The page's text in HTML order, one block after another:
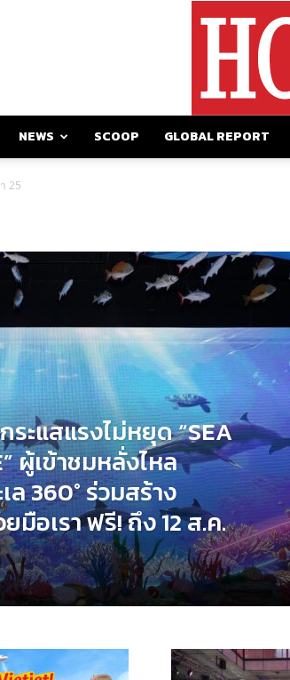
NEWS SCOOP GLOBAL REPORT
25
ะแสแรงไม่หยุด “SEA
ผู้เข้าชมหลั่งไหล
ล 360° ร่วมสร้าง
มือเรา ฟรี! ถึง 12 ส.ค.